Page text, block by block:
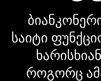
საიტი
როგორც